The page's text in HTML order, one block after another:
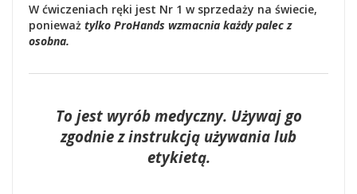
W ćwiczeniach ręki jest Nr 1 w sprzedaży na świecie,
ponieważ tylko ProHands wzmacnia każdy palec z
osobna.
To jest wyrób medyczny. Używaj go
zgodnie z instrukcją używania lub
etykietą.